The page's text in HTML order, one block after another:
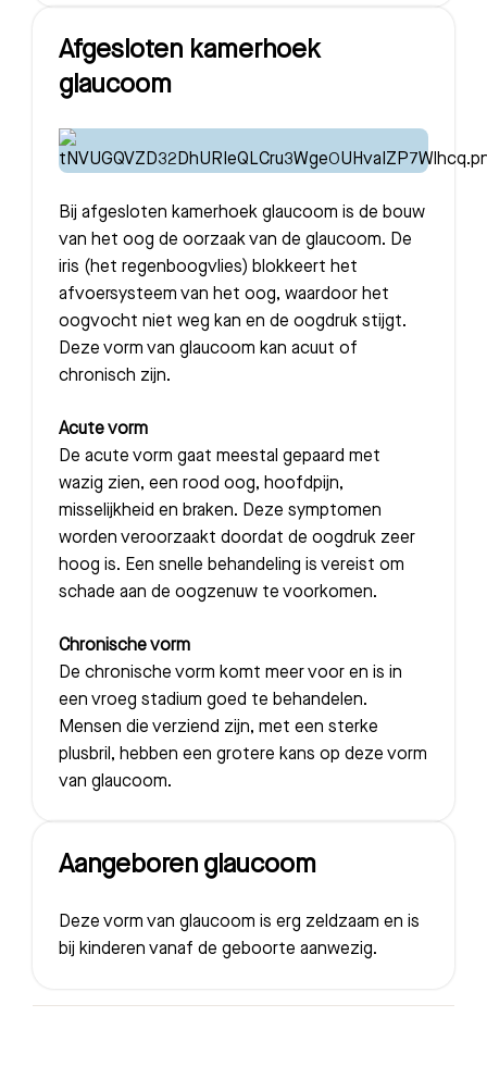
Afgesloten kamerhoek
glaucoom
Bij afgesloten kamerhoek glaucoom is de bouw
van het oog de oorzaak van de glaucoom. De
iris (het regenboogvlies) blokkeert het
afvoersysteem van het oog, waardoor het
oogvocht niet weg kan en de oogdruk stijgt.
Deze vorm van glaucoom kan acuut of
chronisch zijn.
Acute vorm
De acute vorm gaat meestal gepaard met
wazig zien, een rood oog, hoofdpijn,
misselijkheid en braken. Deze symptomen
worden veroorzaakt doordat de oogdruk zeer
hoog is. Een snelle behandeling is vereist om
schade aan de oogzenuw te voorkomen.
Chronische vorm
De chronische vorm komt meer voor en is in
een vroeg stadium goed te behandelen.
Mensen die verziend zijn, met een sterke
plusbril, hebben een grotere kans op deze vorm
van glaucoom.
Aangeboren glaucoom
Deze vorm van glaucoom is erg zeldzaam en is
bij kinderen vanaf de geboorte aanwezig.